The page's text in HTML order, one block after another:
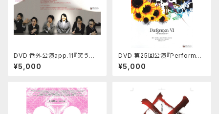
DVD 番外公演app.11『笑う通
訳~Laugh'in Interpreter~』
（M班／V班 セット）
¥5,000
DVD 第25回公演『Performen
VI~Paradiso~』（アルテ編／ス
テラ編 セット）
¥5,000